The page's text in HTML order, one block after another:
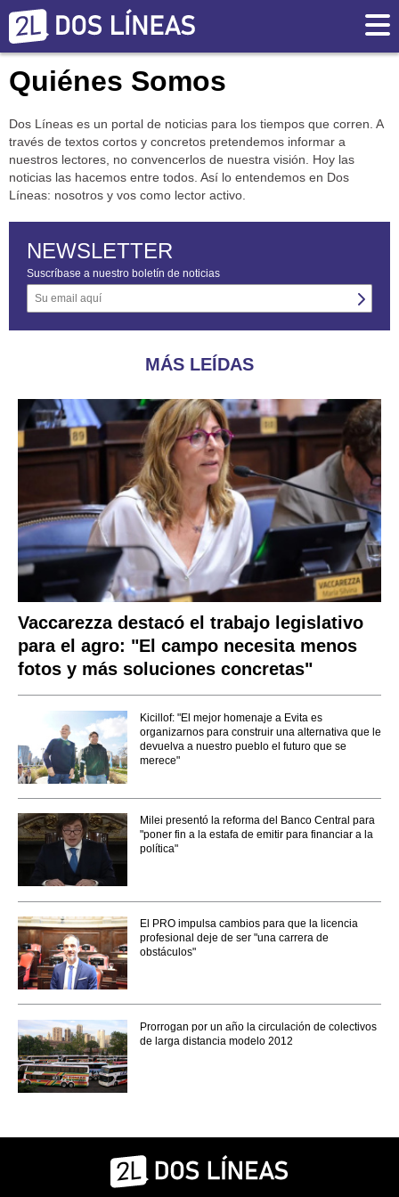
Quiénes Somos
Dos Líneas es un portal de noticias para los tiempos que corren. A
través de textos cortos y concretos pretendemos informar a
nuestros lectores, no convencerlos de nuestra visión. Hoy las
noticias las hacemos entre todos. Así lo entendemos en Dos
Líneas: nosotros y vos como lector activo.
NEWSLETTER
Suscríbase a nuestro boletín de noticias
MÁS LEÍDAS
Vaccarezza destacó el trabajo legislativo
para el agro: "El campo necesita menos
fotos y más soluciones concretas"
Kicillof: "El mejor homenaje a Evita es
organizarnos para construir una alternativa que le
devuelva a nuestro pueblo el futuro que se
merece"
Milei presentó la reforma del Banco Central para
"poner fin a la estafa de emitir para financiar a la
política"
El PRO impulsa cambios para que la licencia
profesional deje de ser "una carrera de
obstáculos"
Prorrogan por un año la circulación de colectivos
de larga distancia modelo 2012